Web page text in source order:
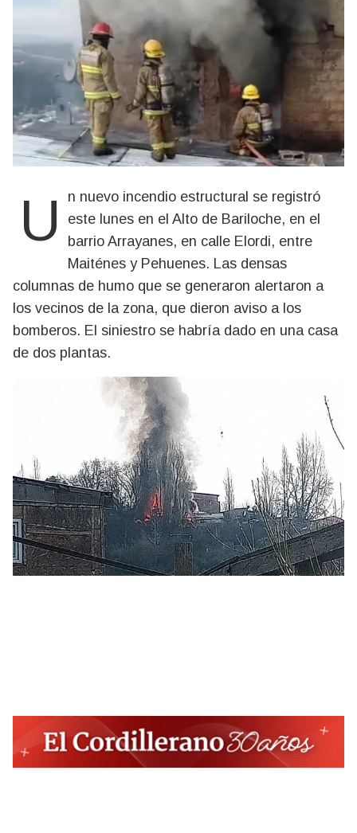
Un nuevo incendio estructural se registró
este lunes en el Alto de Bariloche, en el
barrio Arrayanes, en calle Elordi, entre
Maiténes y Pehuenes. Las densas
columnas de humo que se generaron alertaron a
los vecinos de la zona, que dieron aviso a los
bomberos. El siniestro se habría dado en una casa
de dos plantas.